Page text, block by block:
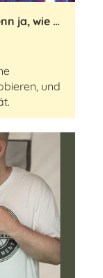
Wer bin ich? Bin ich wer? Und wenn ja, wie viele?
und